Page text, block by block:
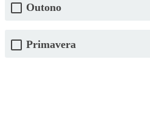
Outono
Primavera